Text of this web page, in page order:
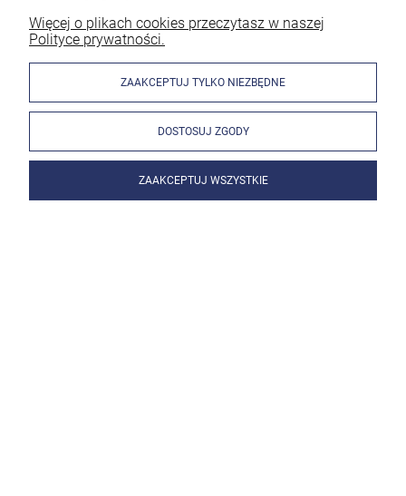
Więcej o plikach cookies przeczytasz w naszej
Polityce prywatności.
ZAAKCEPTUJ TYLKO NIEZBĘDNE
DOSTOSUJ ZGODY
ZAAKCEPTUJ WSZYSTKIE